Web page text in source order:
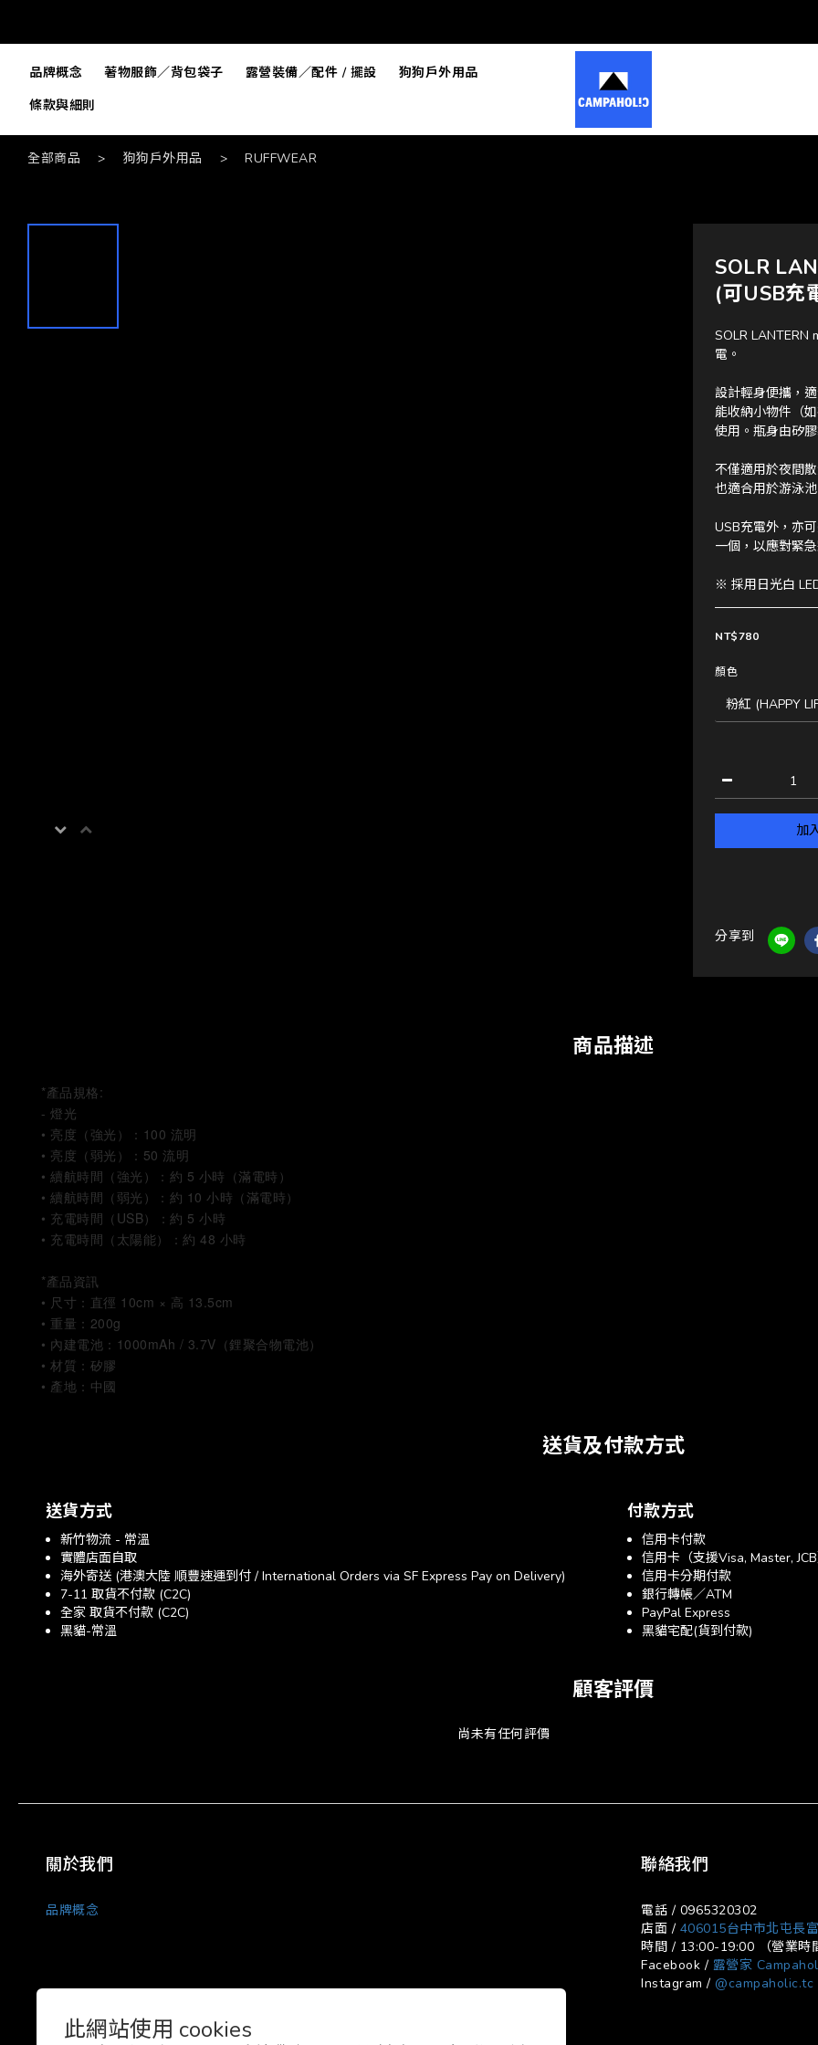
此網站使用 cookies
品牌概念 著物服飾／背包袋子 露營裝備／配件 / 擺設
狗狗戶外用品
條款與細則
全部商品 > 狗狗戶外用品 > RUFFWEAR
SOLR
(可USB充
SOLR LANTERN
電。
設計輕身便攜，
能收納小物件（
使用。瓶身由矽
不僅適用於夜間
也適合用於游泳
USB充電外，亦
一個，以應對緊
※ 採用日光白
NT$780
顏色
加
分享到
商品描述
*產品規格:
- 燈光
• 亮度（強光）：100 流明
• 亮度（弱光）：50 流明
• 續航時間（強光）：約 5 小時（滿電時）
• 續航時間（弱光）：約 10 小時（滿電時）
• 充電時間（USB）：約 5 小時
• 充電時間（太陽能）：約 48 小時
*產品資訊
• 尺寸：直徑 10cm × 高 13.5cm
• 重量：200g
• 內建電池：1000mAh / 3.7V（鋰聚合物電池）
• 材質：矽膠
• 產地：中國
送貨及付款方式
送貨方式
新竹物流 - 常溫
實體店面自取
海外寄送 (港澳大陸 順豐速運到付 / International Orders via SF Express Pay on Delivery)
7-11 取貨不付款 (C2C)
全家 取貨不付款 (C2C)
黑貓-常溫
付款方式
信用卡付款
信用卡（支援Visa, Master,
信用卡分期付款
銀行轉帳／ATM
PayPal Express
黑貓宅配(貨到付款)
顧客評價
尚未有任何評價
關於我們
品牌概念
聯絡我們
電話 / 0965320302
店面 / 406015台中市北屯長
時間 / 13:00-19:00 （營業時
Facebook / 露營家
Instagram / @campaholic.tc